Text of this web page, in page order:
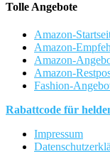
Tolle Angebote
Amazon-
Amazon-
Amazon-
Amazon-
Fashion-
Rabattcode für
Impressum